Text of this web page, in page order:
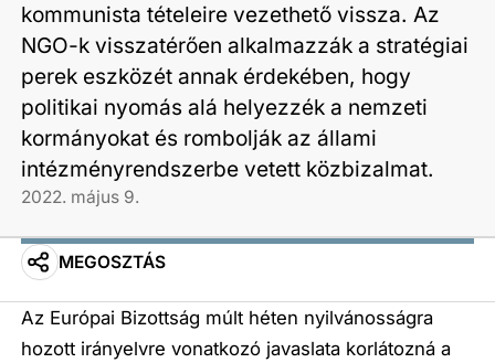
kommunista tételeire vezethető vissza. Az
NGO-k visszatérően alkalmazzák a stratégiai
perek eszközét annak érdekében, hogy
politikai nyomás alá helyezzék a nemzeti
kormányokat és rombolják az állami
intézményrendszerbe vetett közbizalmat.
2022. május 9.
MEGOSZTÁS
Az Európai Bizottság múlt héten nyilvánosságra
hozott irányelvre vonatkozó javaslata korlátozná a